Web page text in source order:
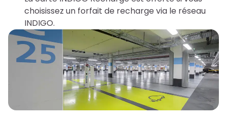
choisissez un forfait de recharge via le réseau
INDIGO.